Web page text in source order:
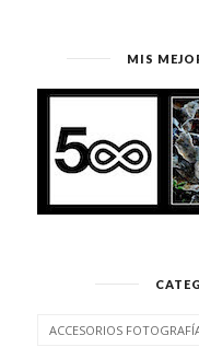
MIS
ACCESORIOS